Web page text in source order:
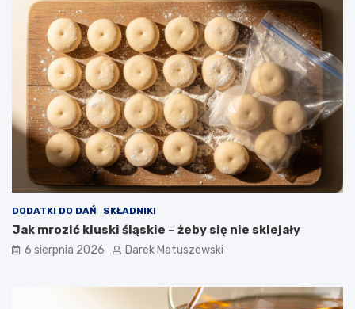
DODATKI DO DAŃ SKŁADNIKI
Jak mrozić kluski śląskie – żeby się nie sklejały
6 sierpnia 2026 Darek Matuszewski